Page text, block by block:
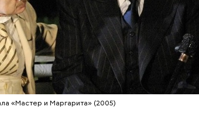
«Мастер и Маргарита» (2005)